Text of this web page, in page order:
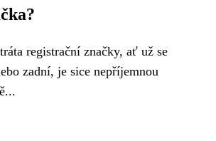
registrační značky, ať už se
zadní, je sice nepříjemnou